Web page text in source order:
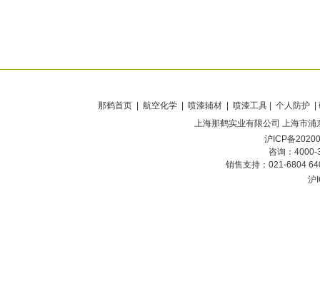
那鹤首页
| 航空化学 | 喷漆辅材 | 喷漆工具 | 个人防
上海那鹤实业有限公司 上海市浦
沪ICP备
咨询：
销售支持：021-6804
沪